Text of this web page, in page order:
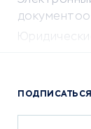
Онлайн-